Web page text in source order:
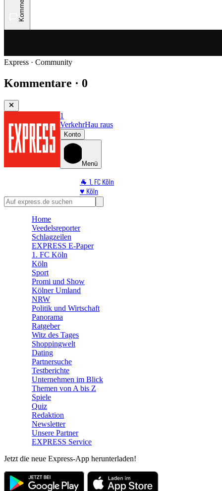
Express · Community
Kommentare · 0
1
VerkehrHau raus
Konto
Menü
🐐 1. FC Köln
♥️ Köln
⭐ Promi
🛒 Shoppingwelt
Home
Veedelsreporter
Schlagzeilen
EXPRESS E-Paper
1. FC Köln
Köln
Sport
Promi und Show
Kölner Umland
NRW
Politik und Wirtschaft
Panorama
Ratgeber
Witz des Tages
Shoppingwelt
Dating
Partnersuche
Testberichte
Unternehmen im Blick
Themen von A bis Z
Spiele
Quiz
Redaktion
Newsletter
Unsere Partner
EXPRESS Service
Jetzt die neue Express-App herunterladen!